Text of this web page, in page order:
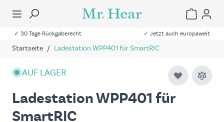
✓ 30 Tage Rückgaberecht ✓ Jetzt auch europaweit
Startseite / Ladestation WPP401 für SmartRIC
Ladestation WPP401 für
SmartRIC
AUF LAGER